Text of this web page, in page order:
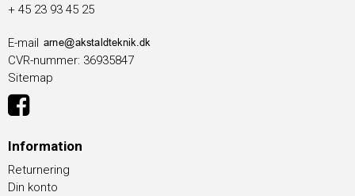
+ 45 23 93 45 25
E-mail
CVR-nummer: 36935847
Sitemap
Information
Returnering
Din konto